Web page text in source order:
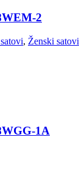
2
, Ženski satovi
1A